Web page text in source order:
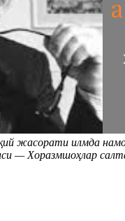
жасорати илмда
— Хоразмшоҳлар